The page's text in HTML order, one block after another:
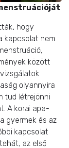
hogy
kapcsolat nem
között
olyannyira
tud létrejönni
A korai apa-
gyermek és az
kapcsolat
az első